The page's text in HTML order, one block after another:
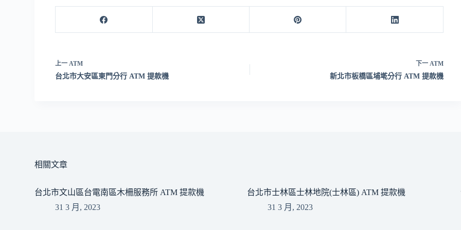
上一ATM
台北市大安區東門分行 ATM 提款機
下一 ATM
新北市板橋區埔墘分行 ATM 提款機
相關文章
台北市文山區台電南區木柵服務所 ATM 提款機
31 3 月, 2023
台北市士林區士林地院(士林區) ATM 提款機
31 3 月, 2023